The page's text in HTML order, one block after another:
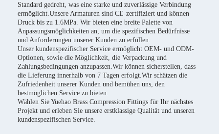
Standard gedreht, was eine starke und zuverlässige Verbindung
ermöglicht.Unsere Armaturen sind CE-zertifiziert und können
Druck bis zu 1.6MPa. Wir bieten eine breite Palette von
Anpassungsmöglichkeiten an, um die spezifischen Bedürfnisse
und Anforderungen unserer Kunden zu erfüllen.
Unser kundenspezifischer Service ermöglicht OEM- und ODM-
Optionen, sowie die Möglichkeit, die Verpackung und
Zahlungsbedingungen anzupassen.Wir können sicherstellen, dass
die Lieferung innerhalb von 7 Tagen erfolgt.Wir schätzen die
Zufriedenheit unserer Kunden und bemühen uns, den
bestmöglichen Service zu bieten.
Wählen Sie Yuehao Brass Compression Fittings für Ihr nächstes
Projekt und erleben Sie unsere erstklassige Qualität und unseren
kundenspezifischen Service.